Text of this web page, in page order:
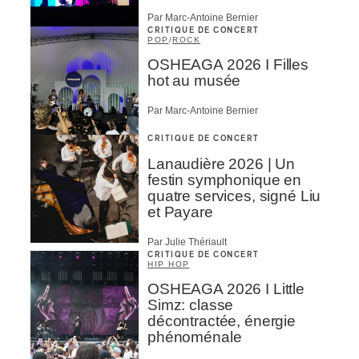
Par Marc-Antoine Bernier
CRITIQUE DE CONCERT
POP /ROCK
OSHEAGA 2026 I Filles
hot au musée
Par Marc-Antoine Bernier
CRITIQUE DE CONCERT
Lanaudière 2026 | Un
festin symphonique en
quatre services, signé Liu
et Payare
Par Julie Thériault
CRITIQUE DE CONCERT
HIP HOP
OSHEAGA 2026 I Little
Simz: classe
décontractée, énergie
phénoménale